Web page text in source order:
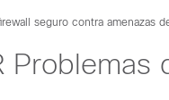
seguro contra amenazas